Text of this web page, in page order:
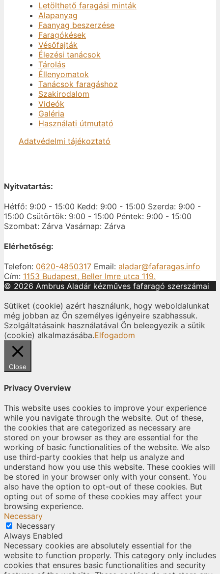
Letölthető faragási minták
Alapanyag
Faanyag beszerzése
Faragókések
Vésőfajták
Élezési tanácsok
Tárolás
Éllenyomatok
Tanácsok faragáshoz
Szakirodalom
Videók
Galéria
Használati útmutató
Adatvédelmi tájékoztató
Nyitvatartás:
Hétfő: 9:00 - 15:00 Kedd: 9:00 - 15:00 Szerda: 9:00 -
15:00 Csütörtök: 9:00 - 15:00 Péntek: 9:00 - 15:00
Szombat: Zárva Vasárnap: Zárva
Elérhetőség:
Telefon: 0620-4850317 Email: aladar@fafaragas.info
Cím: 1153 Budapest, Beller Imre utca 119.
© 2026 Ambrus Aladár kézműves fafaragó szerszámai
Sütiket (cookie) azért használunk, hogy weboldalunkat
még jobban az Ön személyes igényeire szabhassuk.
Szolgáltatásaink használatával Ön beleegyezik a sütik
(cookie) alkalmazásába.Elfogadom
Close
Privacy Overview
This website uses cookies to improve your experience
while you navigate through the website. Out of these,
the cookies that are categorized as necessary are
stored on your browser as they are essential for the
working of basic functionalities of the website. We also
use third-party cookies that help us analyze and
understand how you use this website. These cookies will
be stored in your browser only with your consent. You
also have the option to opt-out of these cookies. But
opting out of some of these cookies may affect your
browsing experience.
Necessary
Necessary
Always Enabled
Necessary cookies are absolutely essential for the
website to function properly. This category only includes
cookies that ensures basic functionalities and security